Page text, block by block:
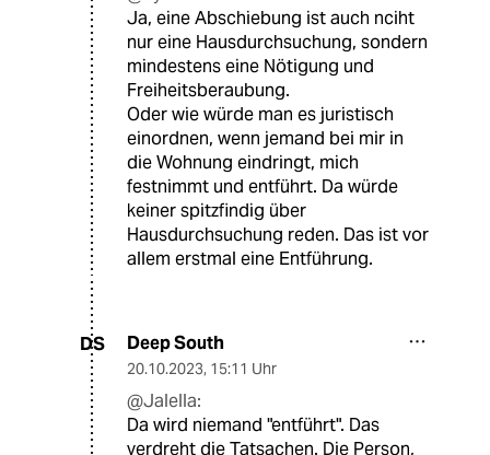
Ja, eine Abschiebung ist auch nciht
nur eine Hausdurchsuchung, sondern
mindestens eine Nötigung und
Freiheitsberaubung.
Oder wie würde man es juristisch
einordnen, wenn jemand bei mir in
die Wohnung eindringt, mich
festnimmt und entführt. Da würde
keiner spitzfindig über
Hausdurchsuchung reden. Das ist vor
allem erstmal eine Entführung.
DS Deep South
20.10.2023, 15:11 Uhr
@Jalella:
Da wird niemand "entführt". Das
verdreht die Tatsachen. Die Person,